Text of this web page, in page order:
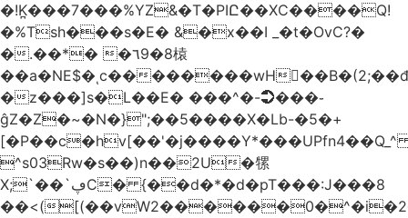
�!K̪���7���%YZ&�T�PIԸ��XC����Q!
�%Tsh���s�E� &�x��I _�t�OvC?�
�.��*� �٦9�8榬
��a�NE$�ͺc��������wH
�z���]s�L��E� ���^�-➲���֊
ĝZ�Z�~�N�}";��5����X�Lb-�5�+
^s03Rw�s��)n��2U�㹎
X;`��`ڥC� {��d�*�d�pT���:J���8
��<(